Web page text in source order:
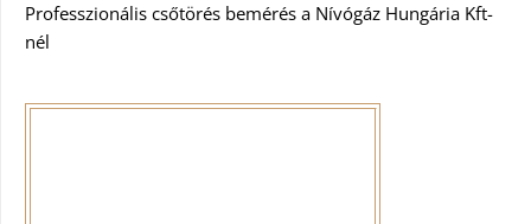
Professzionális csőtörés bemérés a Nívógáz Hungária Kft-
nél